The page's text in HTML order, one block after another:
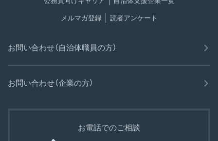
メルマガ登録 読者アンケート
お問い合わせ（自治体職員の方）
お問い合わせ（企業の方）
お電話でのご相談